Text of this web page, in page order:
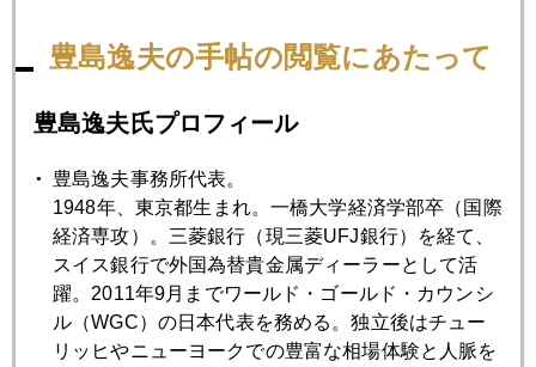
アテネで聞く市民の本音
2012年01月30日
リスボンで聞く 日本への警鐘
2012年01月27日
リスボンにて
豊島逸夫の手帖の閲覧にあたって
豊島逸夫氏プロフィール
豊島逸夫事務所代表。
1948年、東京都生まれ。一橋大学経済学部卒（国際
経済専攻）。三菱銀行（現三菱UFJ銀行）を経て、
スイス銀行で外国為替貴金属ディーラーとして活
躍。2011年9月までワールド・ゴールド・カウンシ
ル（WGC）の日本代表を務める。独立後はチュー
リッヒやニューヨークでの豊富な相場体験と人脈を